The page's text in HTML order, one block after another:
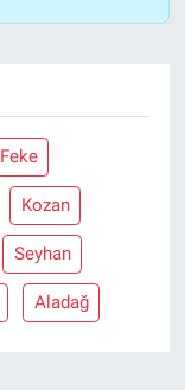
Feke
Kozan
Seyhan
Aladağ